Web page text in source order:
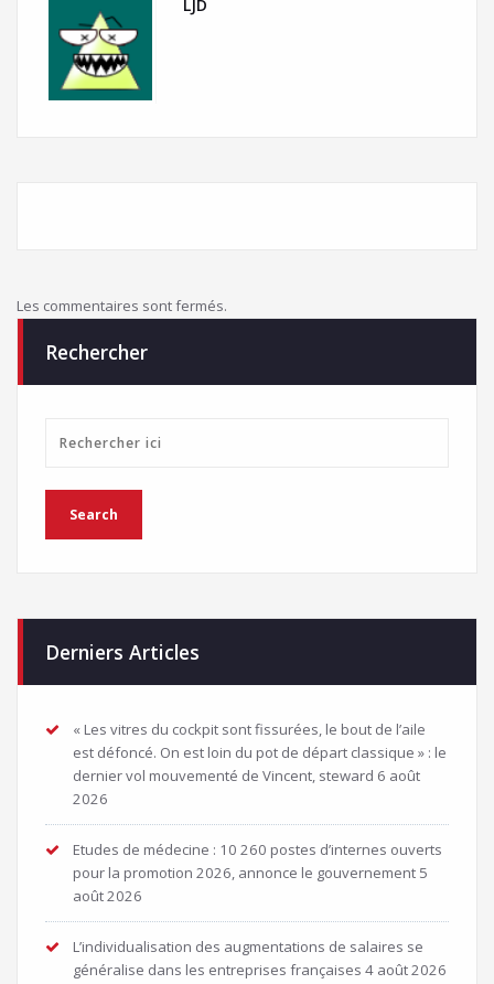
LJD
Les commentaires sont fermés.
Rechercher
Derniers Articles
« Les vitres du cockpit sont fissurées, le bout de l’aile
est défoncé. On est loin du pot de départ classique » : le
dernier vol mouvementé de Vincent, steward 6 août
2026
Etudes de médecine : 10 260 postes d’internes ouverts
pour la promotion 2026, annonce le gouvernement 5
août 2026
L’individualisation des augmentations de salaires se
généralise dans les entreprises françaises 4 août 2026